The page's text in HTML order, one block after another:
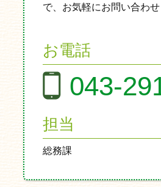
で、お気軽にお問い合わせ
お電話
043-
担当
総務課